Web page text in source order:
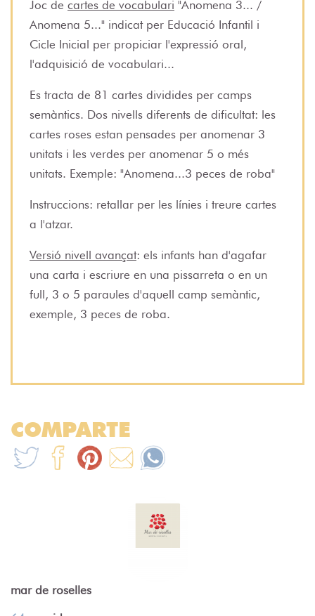
Joc de cartes de vocabulari "Anomena 3... /
Anomena 5..." indicat per Educació Infantil i
Cicle Inicial per propiciar l'expressió oral,
l'adquisició de vocabulari...
Es tracta de 81 cartes dividides per camps
semàntics. Dos nivells diferents de dificultat: les
cartes roses estan pensades per anomenar 3
unitats i les verdes per anomenar 5 o més
unitats. Exemple: "Anomena...3 peces de roba"
Instruccions: retallar per les línies i treure cartes
a l'atzar.
Versió nivell avançat: els infants han d'agafar
una carta i escriure en una pissarreta o en un
full, 3 o 5 paraules d'aquell camp semàntic,
exemple, 3 peces de roba.
COMPARTE
mar de roselles